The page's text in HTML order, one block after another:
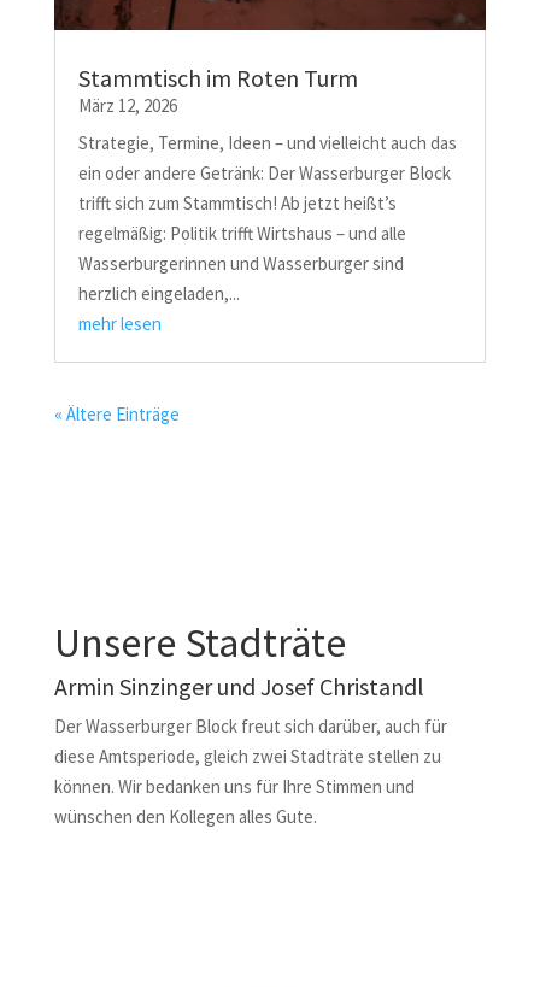
Stammtisch im Roten Turm
März 12, 2026
Strategie, Termine, Ideen – und vielleicht auch das
ein oder andere Getränk: Der Wasserburger Block
trifft sich zum Stammtisch! Ab jetzt heißt’s
regelmäßig: Politik trifft Wirtshaus – und alle
Wasserburgerinnen und Wasserburger sind
herzlich eingeladen,...
mehr lesen
« Ältere Einträge
Unsere Stadträte
Armin Sinzinger und Josef Christandl
Der Wasserburger Block freut sich darüber, auch für
diese Amtsperiode, gleich zwei Stadträte stellen zu
können. Wir bedanken uns für Ihre Stimmen und
wünschen den Kollegen alles Gute.